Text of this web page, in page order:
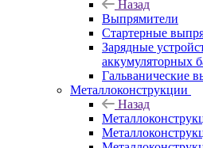
Назад
Выпрямители
Стартерные
Зарядные
аккумуляторных
Гальванические
Металлоконструкции
Назад